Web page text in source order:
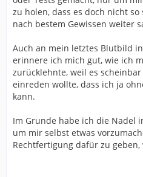
zu holen, dass es doch nicht
nach bestem Gewissen weiter
Auch an mein letztes Blutbild
erinnere ich mich gut, wie ich
zurücklehnte, weil es
einreden wollte, dass ich ja
kann.
Im Grunde habe ich die Nadel
um mir selbst etwas
Rechtfertigung dafür zu